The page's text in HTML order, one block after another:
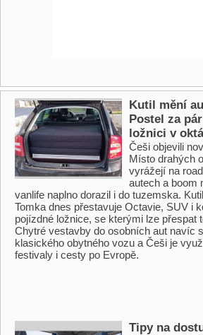
Kutil mění
Postel za
ložnici v
Češi objevili
Místo drahých
vyrážejí na
autech a boom
vanlife naplno dorazil i do tuzemska.
Tomka dnes přestavuje Octavie, SUV i
pojízdné ložnice, se kterými lze přespat
Chytré vestavby do osobních aut navíc
klasického obytného vozu a Češi je
festivaly i cesty po Evropě.
Tipy na